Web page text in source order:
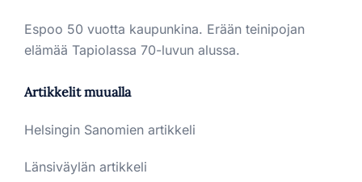
Espoo 50 vuotta kaupunkina. Erään teinipojan
elämää Tapiolassa 70-luvun alussa.
Artikkelit muualla
Helsingin Sanomien artikkeli
Länsiväylän artikkeli